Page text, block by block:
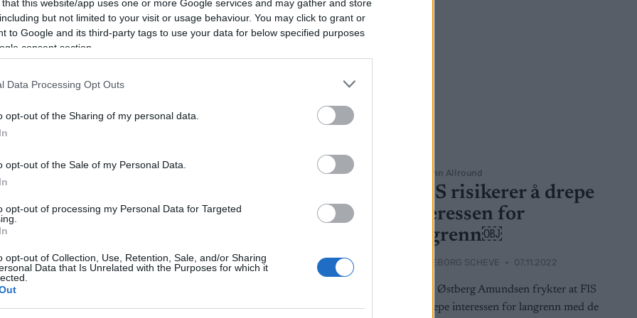
that this website/app uses one or more Google services and may gather and store
but not limited to your visit or usage behaviour. You may click to grant or
to Google and its third-party tags to use your data for below specified purposes
consent section.
Data Processing Opt Outs
opt-out of the Sharing of my personal data.
opt-out of the Sale of my Personal Data.
opt-out of processing my Personal Data for Targeted
opt-out of Collection, Use, Retention, Sale, and/or Sharing
Data that Is Unrelated with the Purposes for which it
til femmil for
– Skaper
SCHEVE 11.03.2023
Markus Cramer slår
innføringen av femmil for
reglene for
langrenn
FIS har innført en rekke omfattende
Langrenn Allround
– FIS risikerer å drepe
interessen for
langrenn￼
INGEBORG SCHEVE 07.11.2022
Harald Østberg Amundsen frykter at FIS
kan drepe interessen for langrenn med de